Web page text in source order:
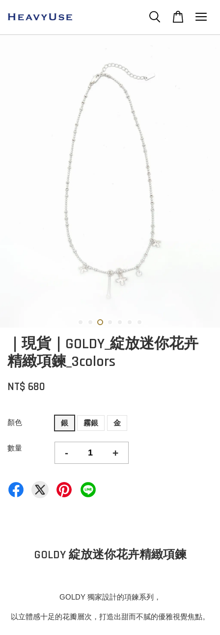
｜現貨｜GOLDY_綻放迷你花卉
精緻項鍊_3colors
NT$ 680
顏色 銀 霧銀 金
數量 - +
GOLDY 綻放迷你花卉精緻項鍊
GOLDY 獨家設計的項鍊系列，
以立體感十足的花瓣層次，打造出甜而不膩的優雅視覺焦點。